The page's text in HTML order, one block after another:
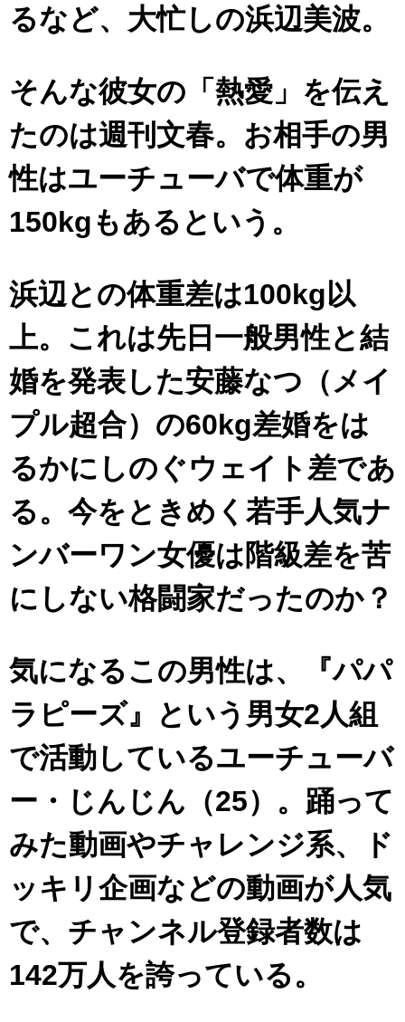
るなど、大忙しの浜辺美波。
そんな彼女の「熱愛」を伝え
たのは週刊文春。お相手の男
性はユーチューバで体重が
150kgもあるという。
浜辺との体重差は100kg以
上。これは先日一般男性と結
婚を発表した安藤なつ（メイ
プル超合）の60kg差婚をは
るかにしのぐウェイト差であ
る。今をときめく若手人気ナ
ンバーワン女優は階級差を苦
にしない格闘家だったのか？
気になるこの男性は、『パパ
ラピーズ』という男女2人組
で活動しているユーチューバ
ー・じんじん（25）。踊って
みた動画やチャレンジ系、ド
ッキリ企画などの動画が人気
で、チャンネル登録者数は
142万人を誇っている。